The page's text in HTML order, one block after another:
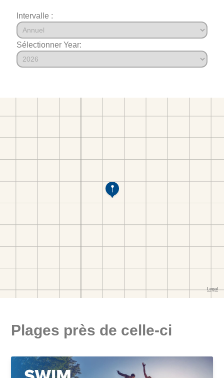
Intervalle :
Sélectionner Year:
Plages près de celle-ci